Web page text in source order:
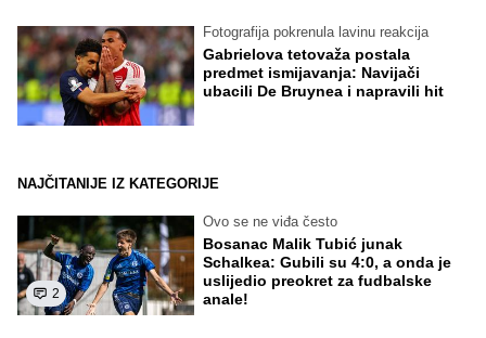
Fotografija pokrenula lavinu reakcija
Gabrielova tetovaža postala
predmet ismijavanja: Navijači
ubacili De Bruynea i napravili hit
NAJČITANIJE IZ KATEGORIJE
2
Ovo se ne viđa često
Bosanac Malik Tubić junak
Schalkea: Gubili su 4:0, a onda je
uslijedio preokret za fudbalske
anale!